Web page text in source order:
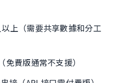
上（需要共享數據和分工
免費版通常不支援）